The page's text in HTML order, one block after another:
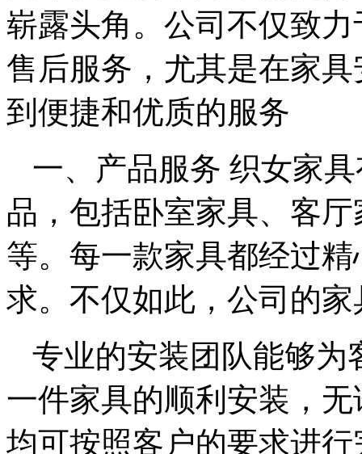
崭露头角。公司不仅致
售后服务，尤其是在家
到便捷和优质的服务
一、产品服务 织女家
品，包括卧室家具、客
等。每一款家具都经过
求。不仅如此，公司的
专业的安装团队能够为
一件家具的顺利安装，
均可按照客户的要求进